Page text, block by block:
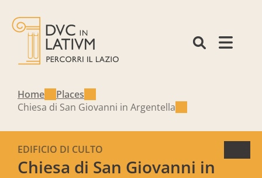
Home
Places
Chiesa di San Giovanni in Argentella
Chiesa di San Giovanni in
EDIFICIO DI CULTO